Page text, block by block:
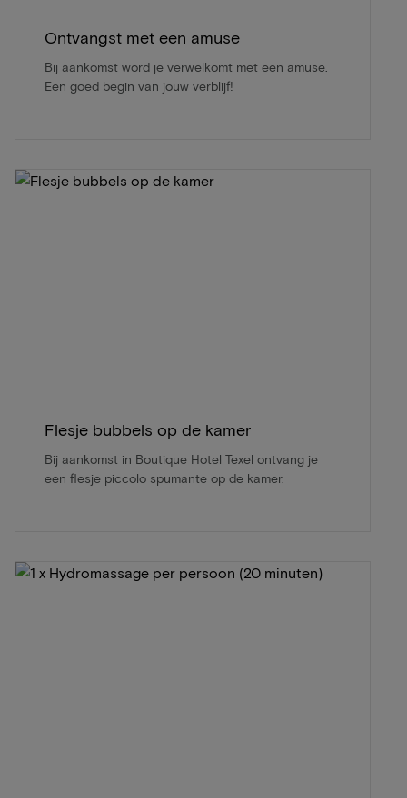
Ontvangst met een amuse
Bij aankomst word je verwelkomt met een amuse.
Een goed begin van jouw verblijf!
Flesje bubbels op de kamer
Bij aankomst in Boutique Hotel Texel ontvang je
een flesje piccolo spumante op de kamer.